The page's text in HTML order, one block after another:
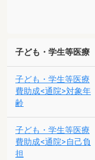
子ども・学生等医療
子ども・学生等医療
費助成<通院>対象年
齢
子ども・学生等医療
費助成<通院>自己負
担